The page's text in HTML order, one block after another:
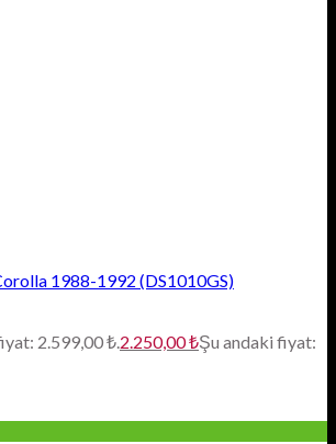
1988-1992 (DS1010GS)
2.599,00 ₺.2.250,00₺Şu andaki fiyat: